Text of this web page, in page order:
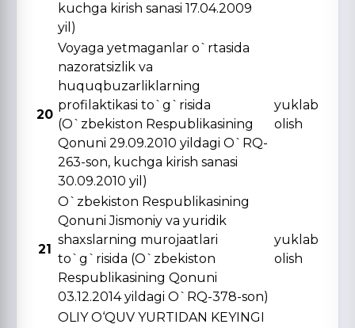
kuchga kirish sanasi 17.04.2009
yil)
20
Voyaga yetmaganlar o`rtasida
nazoratsizlik va
huquqbuzarliklarning
profilaktikasi to`g`risida
(O`zbekiston Respublikasining
Qonuni 29.09.2010 yildagi O`RQ-
263-son, kuchga kirish sanasi
30.09.2010 yil)
yuklab
olish
21
O`zbekiston Respublikasining
Qonuni Jismoniy va yuridik
shaxslarning murojaatlari
to`g`risida (O`zbekiston
Respublikasining Qonuni
03.12.2014 yildagi O`RQ-378-son)
yuklab
olish
OLIY O‘QUV YURTIDAN KЕYINGI